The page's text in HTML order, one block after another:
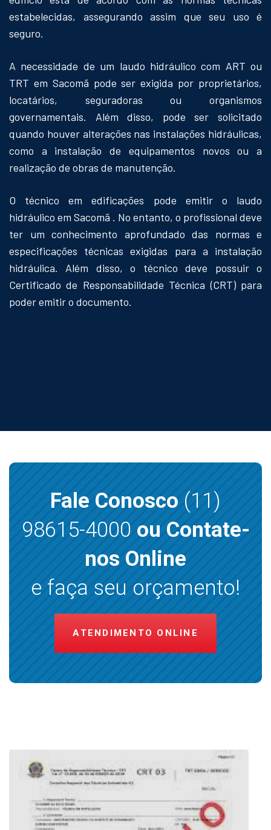
estabelecidas, assegurando assim que seu uso é
seguro.
A necessidade de um laudo hidráulico com ART ou
TRT em Sacomã pode ser exigida por proprietários,
locatários, seguradoras ou organismos
governamentais. Além disso, pode ser solicitado
quando houver alterações nas instalações hidráulicas,
como a instalação de equipamentos novos ou a
realização de obras de manutenção.
O técnico em edificações pode emitir o laudo
hidráulico em Sacomã . No entanto, o profissional deve
ter um conhecimento aprofundado das normas e
especificações técnicas exigidas para a instalação
hidráulica. Além disso, o técnico deve possuir o
Certificado de Responsabilidade Técnica (CRT) para
poder emitir o documento.
Fale Conosco(11)
98615-4000ou Contate-
nos Online
e faça seu orçamento!
ATENDIMENTO ONLINE